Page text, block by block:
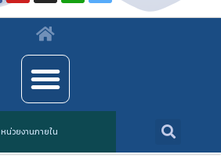
หน่วยงานภายใน